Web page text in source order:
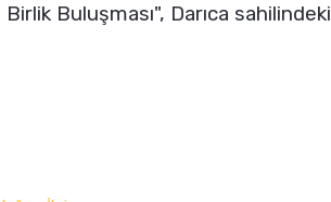
Buluşması", Darıca sahilindeki